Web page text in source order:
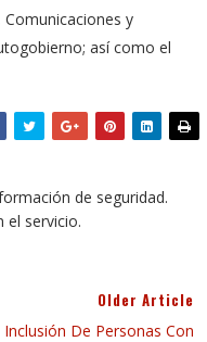
y
así como el
de seguridad.
el servicio.
Older Article
De Personas Con